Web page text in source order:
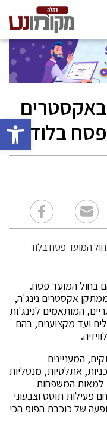
פתח בלוד
בחול המועד פסח.
ממתקן אקסטרים נינג'ה,
המותאמים לנינג'ות
ועד מקצוענים, בהם
המעניינים
אתלטיות, מנטליות
למאות המשפחות
פעילות תוסס וצבעוני
של כוכבת הפופ הכי